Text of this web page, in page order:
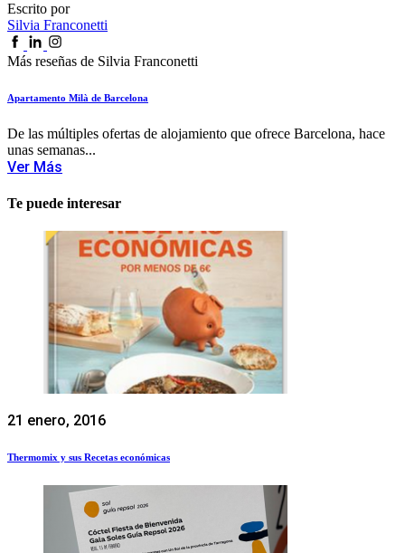
Escrito por
Silvia Franconetti
Más reseñas de Silvia Franconetti
Apartamento Milà de Barcelona
De las múltiples ofertas de alojamiento que ofrece Barcelona, hace
unas semanas...
Ver Más
Te puede interesar
21 enero, 2016
Thermomix y sus Recetas económicas